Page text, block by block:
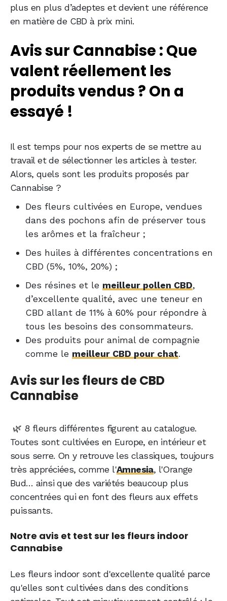
plus en plus d’adeptes et devient une référence
en matière de CBD à prix mini.
Avis sur Cannabise : Que
valent réellement les
produits vendus ? On a
essayé !
Il est temps pour nos experts de se mettre au
travail et de sélectionner les articles à tester.
Alors, quels sont les produits proposés par
Cannabise ?
Des fleurs cultivées en Europe, vendues
dans des pochons afin de préserver tous
les arômes et la fraîcheur ;
Des huiles à différentes concentrations en
CBD (5%, 10%, 20%) ;
Des résines et le meilleur pollen CBD,
d’excellente qualité, avec une teneur en
CBD allant de 11% à 60% pour répondre à
tous les besoins des consommateurs.
Des produits pour animal de compagnie
comme le meilleur CBD pour chat.
Avis sur les fleurs de CBD
Cannabise
🌿 8 fleurs différentes figurent au catalogue.
Toutes sont cultivées en Europe, en intérieur et
sous serre. On y retrouve les classiques, toujours
très appréciées, comme l'Amnesia, l'Orange
Bud… ainsi que des variétés beaucoup plus
concentrées qui en font des fleurs aux effets
puissants.
Notre avis et test sur les fleurs indoor
Cannabise
Les fleurs indoor sont d'excellente qualité parce
qu'elles sont cultivées dans des conditions